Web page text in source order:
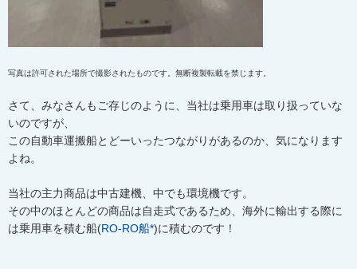
写真は許可された場所で撮影されたものです。無断複製転載を禁じます。
さて、みなさんもご存じのように、当社は乗用車は取り扱っていな
いのですが、
この自動車運搬船とどーいったつながりがあるのか、気になります
よね。
当社の主力商品は中古建機、中でも環境機です。
その中のほとんどの商品は自走式であるため、海外に輸出する際に
は乗用車を積む船(RO-RO船*)に積むのです！